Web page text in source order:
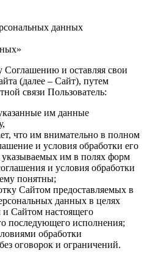
данных
Соглашению и оставляя свои
(далее – Сайт), путем
связи Пользователь:
им данные
что им внимательно в полном
и условия обработки его
им в полях форм
и условия обработки
понятны;
Сайтом предоставляемых в
данных в целях
Сайтом настоящего
последующего исполнения;
обработки
оговорок и ограничений.